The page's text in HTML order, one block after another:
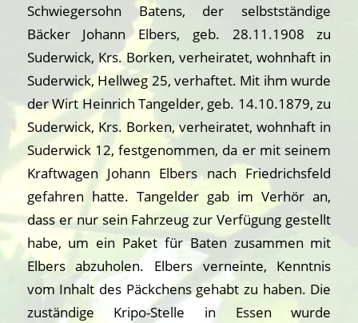
Schwiegersohn Batens, der selbstständige
Bäcker Johann Elbers, geb. 28.11.1908 zu
Suderwick, Krs. Borken, verheiratet, wohnhaft in
Suderwick, Hellweg 25, verhaftet. Mit ihm wurde
der Wirt Heinrich Tangelder, geb. 14.10.1879, zu
Suderwick, Krs. Borken, verheiratet, wohnhaft in
Suderwick 12, festgenommen, da er mit seinem
Kraftwagen Johann Elbers nach Friedrichsfeld
gefahren hatte. Tangelder gab im Verhör an,
dass er nur sein Fahrzeug zur Verfügung gestellt
habe, um ein Paket für Baten zusammen mit
Elbers abzuholen. Elbers verneinte, Kenntnis
vom Inhalt des Päckchens gehabt zu haben. Die
zuständige Kripo-Stelle in Essen wurde